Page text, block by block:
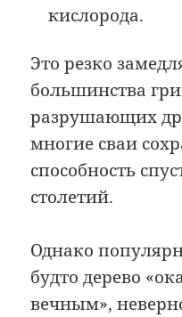
кислорода.
Это резко
большинства
разрушающих
многие сваи
способность
столетий.
Однако
будто дерево
вечным»,